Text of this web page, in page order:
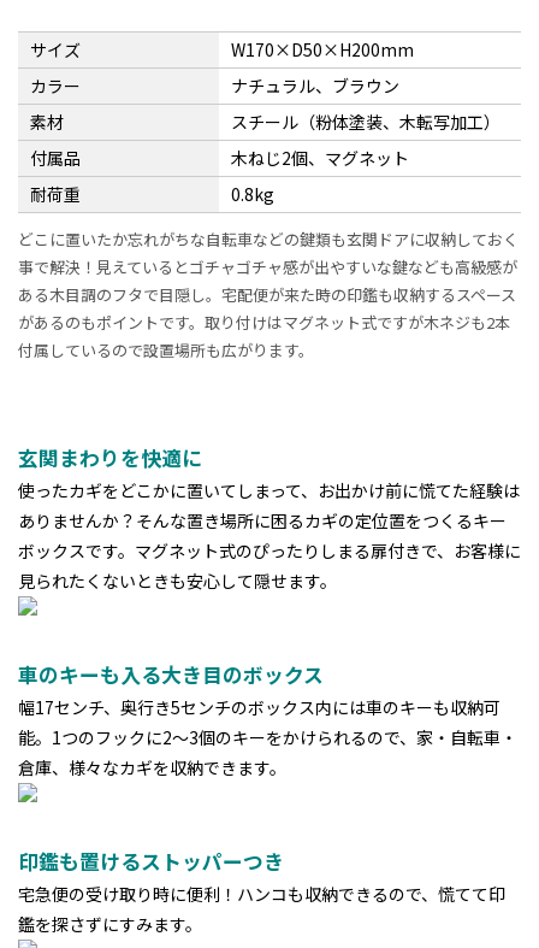
サイズ
W170×D50×H200mm
カラー
ナチュラル、ブラウン
素材
スチール（粉体塗装、木転写加工）
付属品
木ねじ2個、マグネット
耐荷重
0.8kg
どこに置いたか忘れがちな自転車などの鍵類も玄関ドアに収納しておく
事で解決！見えているとゴチャゴチャ感が出やすいな鍵なども高級感が
ある木目調のフタで目隠し。宅配便が来た時の印鑑も収納するスペース
があるのもポイントです。取り付けはマグネット式ですが木ネジも2本
付属しているので設置場所も広がります。
玄関まわりを快適に
使ったカギをどこかに置いてしまって、お出かけ前に慌てた経験は
ありませんか？そんな置き場所に困るカギの定位置をつくるキー
ボックスです。マグネット式のぴったりしまる扉付きで、お客様に
見られたくないときも安心して隠せます。
車のキーも入る大き目のボックス
幅17センチ、奥行き5センチのボックス内には車のキーも収納可
能。1つのフックに2〜3個のキーをかけられるので、家・自転車・
倉庫、様々なカギを収納できます。
印鑑も置けるストッパーつき
宅急便の受け取り時に便利！ハンコも収納できるので、慌てて印
鑑を探さずにすみます。